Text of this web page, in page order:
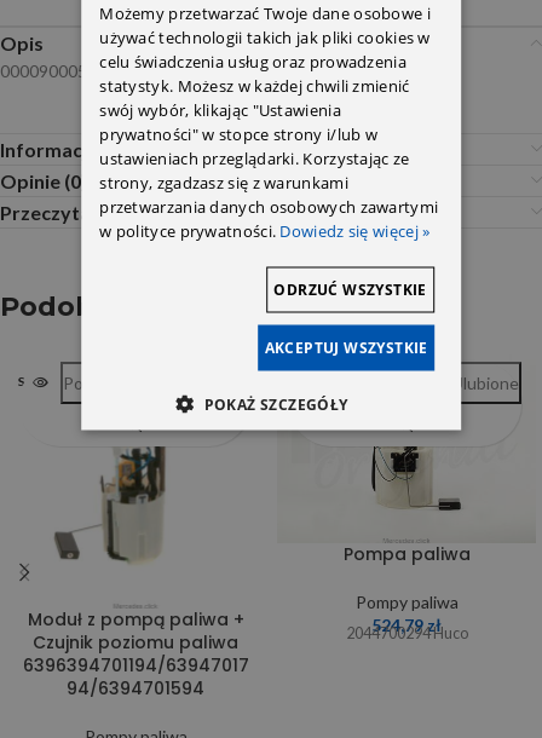
Opis
0000900050 FEBI
Informacje dodatkowe
Opinie (0)
Przeczytaj Przed Zakupem
Podobne produkty
SOLD OUT
Moduł z pompą paliwa +
Czujnik poziomu paliwa
6396394701194/63947017
94/6394701594
Porównywarka
Pompa paliwa
Pompy paliwa
524,79zł
2044700294 Huco
Ulubione
Możemy przetwarzać Twoje dane osobowe i
używać technologii takich jak pliki cookies w
celu świadczenia usług oraz prowadzenia
statystyk. Możesz w każdej chwili zmienić
swój wybór, klikając "Ustawienia
prywatności" w stopce strony i/lub w
ustawieniach przeglądarki. Korzystając ze
strony, zgadzasz się z warunkami
przetwarzania danych osobowych zawartymi
w polityce prywatności. Dowiedz się więcej »
AKCEPTUJ WSZYSTKIE
ODRZUĆ WSZYSTKIE
POKAŻ SZCZEGÓŁY